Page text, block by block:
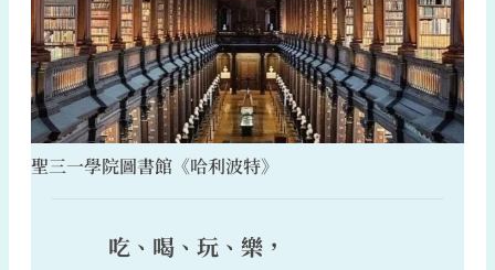
聖三一學院圖書館《哈利波特》
吃、喝、玩、樂，